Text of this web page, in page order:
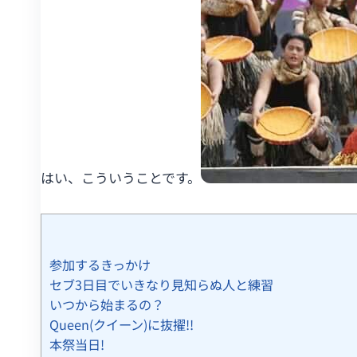
はい、こういうことです。
参加するきっかけ
セブ3日目でいきなり見知らぬ人と練習
いつから始まるの？
Queen(クイーン)に抜擢!!
本祭当日!